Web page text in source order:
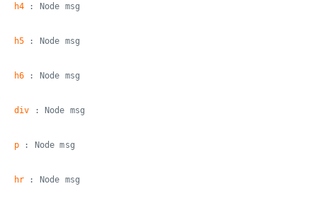
h4 : Node msg
h5 : Node msg
h6 : Node msg
div : Node msg
p : Node msg
hr : Node msg